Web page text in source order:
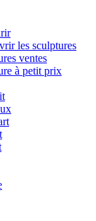
les sculptures
ventes
à petit prix